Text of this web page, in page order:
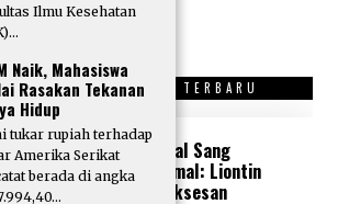
Ilmu Kesehatan
Naik, Mahasiswa
Rasakan Tekanan
Hidup
tukar rupiah terhadap
Amerika Serikat
berada di angka
SASTRA TERBARU
Kristal Sang
Peramal: Liontin
Kesuksesan